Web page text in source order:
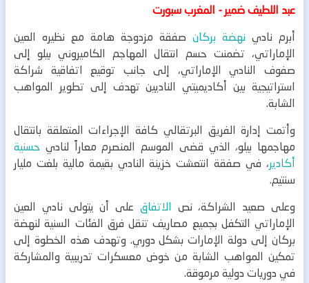
عبد اللطيف ضمير - المغرب سبورت
أبرم نادي نهضة بركان صفقة مزدوجة هامة مع نظيره العين
الإماراتي، تضمنت حسم انتقال المهاجم الكاميروني بيلو إلى
صفوف النادي الإماراتي، إلى جانب توقيع اتفاقية شراكة
استراتيجية بين أكاديميتي الناديين تهدف إلى تطوير المواهب
الشابة.
وأتمت إدارة الفريق البرتقالي كافة الإجراءات المتعلقة بانتقال
مهاجمها بيلو، الذي قضى الموسم المنصرم معاراً لنادي حسنية
أكادير، في صفقة انتعشت خزينة النادي بقيمة مالية بلغت مليار
سنتيم.
وعلى صعيد الشراكة، نص الاتفاق على أن يتولى نادي العين
الإماراتي التكفل بجميع مصاريف تنقل فرق الفئات السنية لنهضة
بركان إلى دولة الإمارات بشكل دوري. وتهدف هذه الخطوة إلى
تمكين المواهب الشابة من خوض معسكرات تدريبية والمشاركة
في دوريات دولية مرموقة.